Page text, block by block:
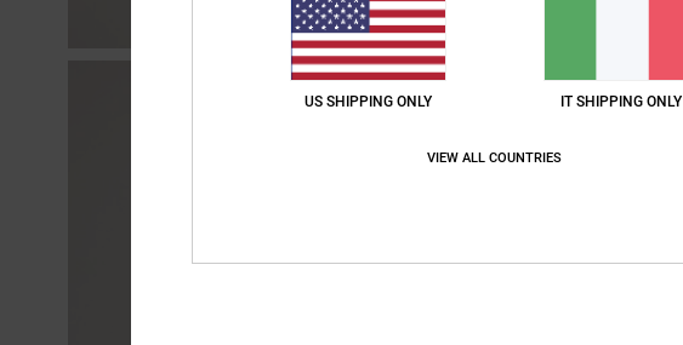
US SHIPPING ONLY IT SHIPPING ONLY
VIEW ALL COUNTRIES